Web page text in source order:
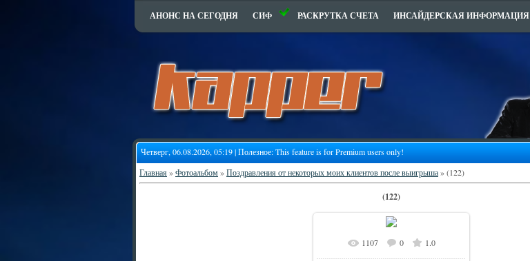
АНОНС НА СЕГОДНЯ СИФ РАСКРУТКА СЧЕТА ИНСАЙДЕРСКАЯ ИНФОРМАЦИЯ
Четверг, 06.08.2026, 05:19 | Полезное:This feature is for Premium users only!
Главная»Фотоальбом»Поздравления от некоторых моих клиентов после выигрыша» (122)
(122)
1107 0 1.0